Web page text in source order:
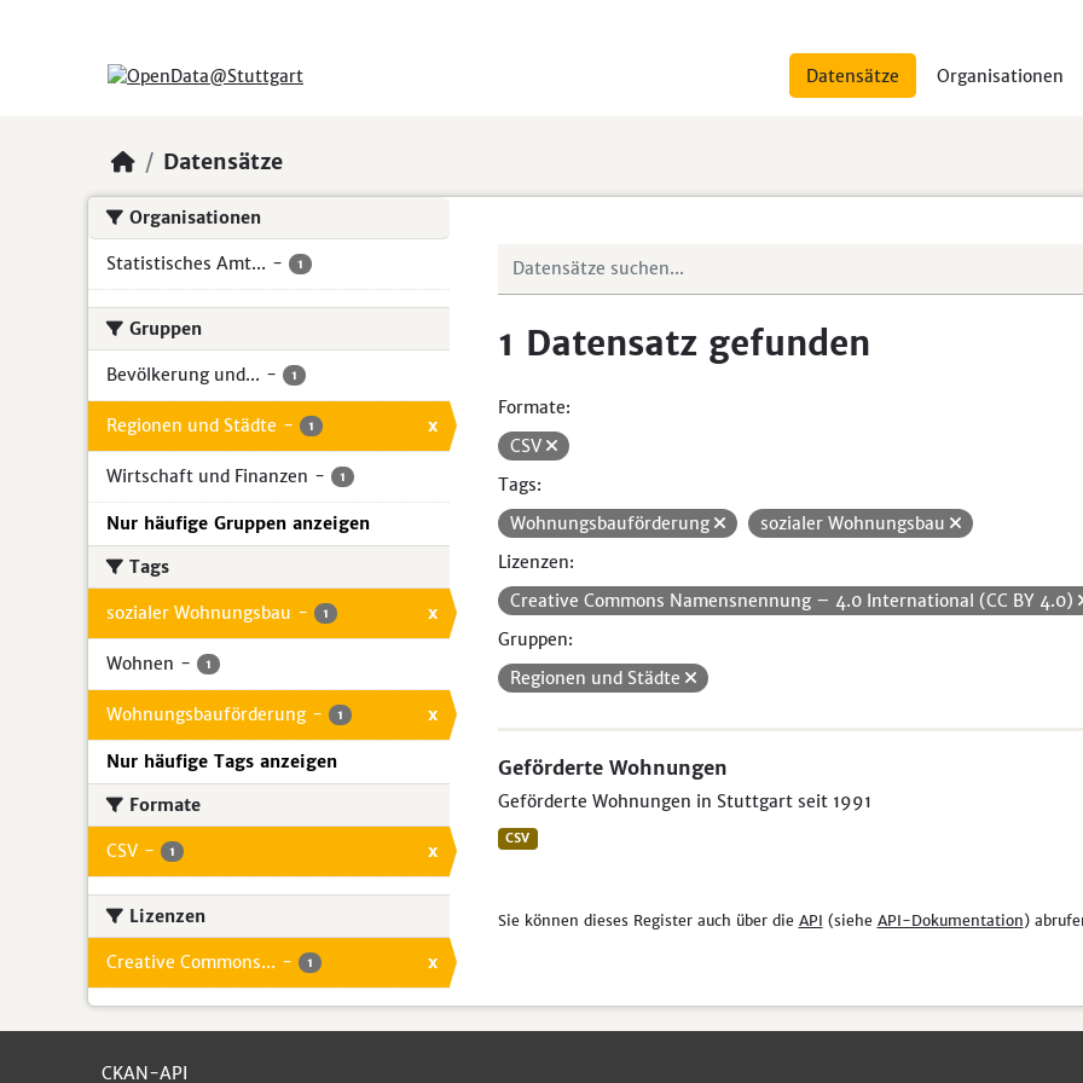
Datensätze Organisationen
Datensätze
Organisationen
Statistisches Amt... - 1
Gruppen
Bevölkerung und... - 1
Regionen und Städte - 1 x
Wirtschaft und Finanzen - 1
Nur häufige Gruppen anzeigen
Tags
sozialer Wohnungsbau - 1 x
Wohnen - 1
Wohnungsbauförderung - 1 x
Nur häufige Tags anzeigen
Formate
CSV - 1 x
Lizenzen
Creative Commons... - 1 x
1 Datensatz gefunden
Formate:
CSV
Tags:
Wohnungsbauförderung
sozialer Wohnungsbau
Lizenzen:
Creative Commons Namensnennung – 4.0 International (CC BY 4.0)
Gruppen:
Regionen und Städte
Geförderte Wohnungen
Geförderte Wohnungen in Stuttgart seit 1991
CSV
Sie können dieses Register auch über die API (siehe API-Dokumentation)
CKAN-API